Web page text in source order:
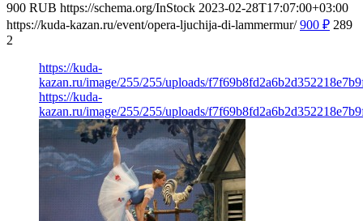
900 RUB https://schema.org/InStock 2023-02-28T17:07:00+03:00
https://kuda-kazan.ru/event/opera-ljuchija-di-lammermur/ 900 ₽ 289
2
https://kuda-
kazan.ru/image/255/255/uploads/
https://kuda-
kazan.ru/image/255/255/uploads/